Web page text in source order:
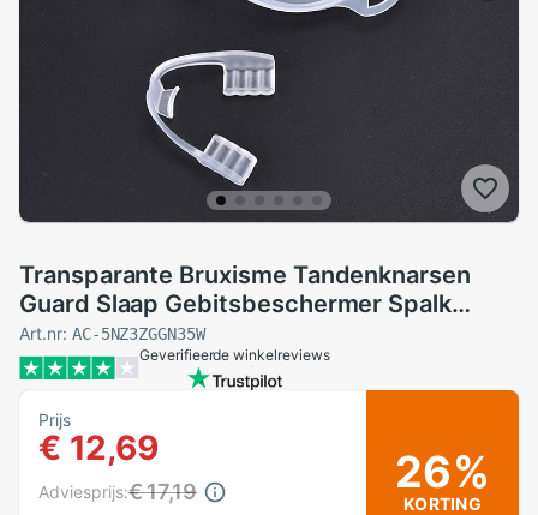
Transparante Bruxisme Tandenknarsen
Guard Slaap Gebitsbeschermer Spalk
Balde Protector Gereedschap Met Doos
Art.nr: AC-5NZ3ZGGN35W
Geverifieerde winkelreviews
Prijs
€ 12,69
Adviesprijs:€ 17,19 26%
KORTING